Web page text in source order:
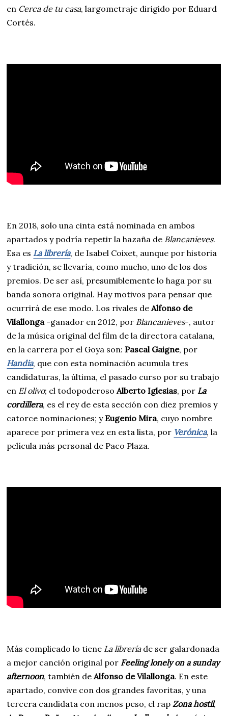
en Cerca de tu casa, largometraje dirigido por Eduard
Cortés.
En 2018, solo una cinta está nominada en ambos
apartados y podría repetir la hazaña de Blancanieves.
Esa es La librería, de Isabel Coixet, aunque por historia
y tradición, se llevaría, como mucho, uno de los dos
premios. De ser así, presumiblemente lo haga por su
banda sonora original. Hay motivos para pensar que
ocurrirá de ese modo. Los rivales deAlfonso de
Vilallonga-ganador en 2012, por Blancanieves-, autor
de la música original del film de la directora catalana,
en la carrera por el Goya son:Pascal Gaigne, por
Handia, que con esta nominación acumula tres
candidaturas, la última, el pasado curso por su trabajo
en El olivo; el todopoderosoAlberto Iglesias, por La
cordillera, es el rey de esta sección con diez premios y
catorce nominaciones; yEugenio Mira, cuyo nombre
aparece por primera vez en esta lista, por Verónica, la
película más personal de Paco Plaza.
Más complicado lo tiene La libreríade ser galardonada
a mejor canción original por Feeling lonely on a sunday
afternoon, también deAlfonso de Vilallonga. En este
apartado, convive con dos grandes favoritas, y una
tercera candidata con menos peso, el rap Zona hostil,